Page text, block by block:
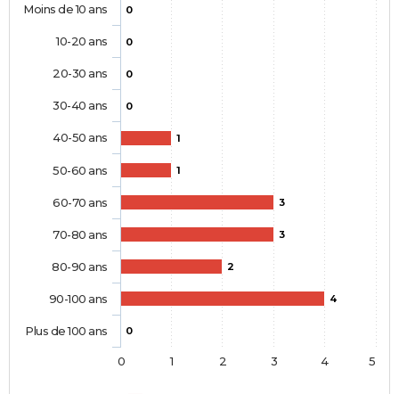
0
0
0
0
1
1
3
3
2
4
0
Moins de 10 ans
10-20 ans
20-30 ans
30-40 ans
40-50 ans
50-60 ans
60-70 ans
70-80 ans
80-90 ans
90-100 ans
Plus de 100 ans
0 1 2 3 4 5